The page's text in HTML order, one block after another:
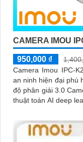
CAMERA IMOU
950,000 ₫
Camera Imou IPC-
an ninh hiện đại phù
độ phân giải 3.0
thuật toán AI deep